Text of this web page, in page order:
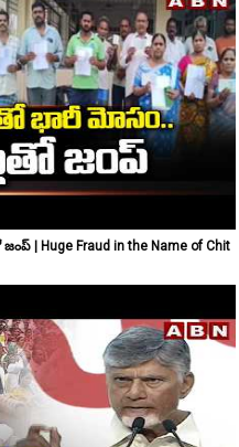
| Huge Fraud in the Name of Chit